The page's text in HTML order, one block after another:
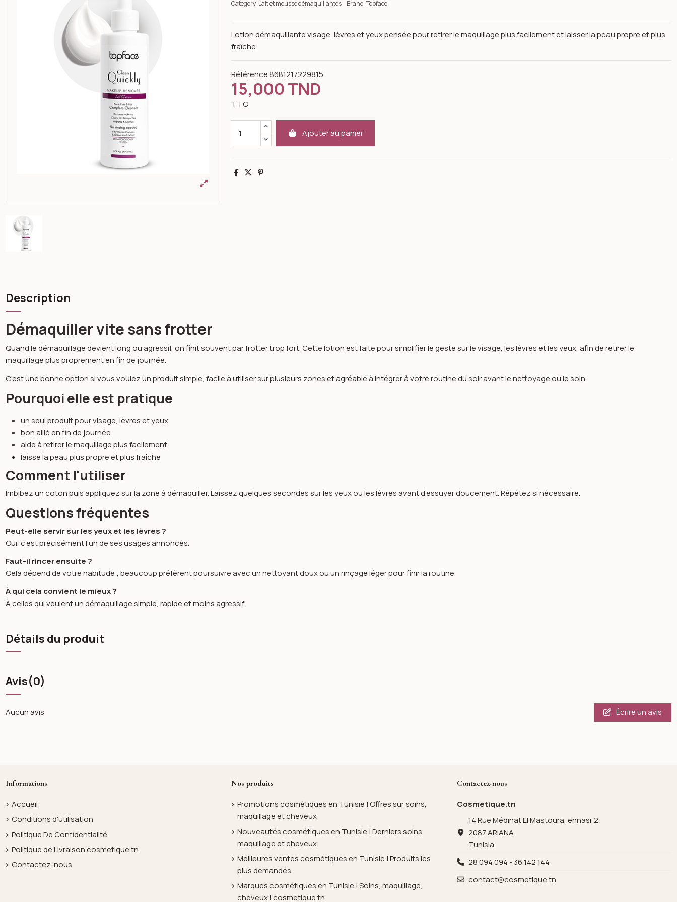
Category: Lait et mousse démaquillantes Brand:Topface
Lotion démaquillante visage, lèvres et yeux pensée pour retirer le maquillage plus facilement et laisser la peau propre et plus
fraîche.
Référence 8681217229815
15,000 TND
TTC
Ajouter au panier
Partager
TweetPinterest
Description
Démaquiller vite sans frotter
Quand le démaquillage devient long ou agressif, on finit souvent par frotter trop fort. Cette lotion est faite pour simplifier le geste sur le visage, les lèvres et les yeux, afin de retirer le
maquillage plus proprement en fin de journée.
C’est une bonne option si vous voulez un produit simple, facile à utiliser sur plusieurs zones et agréable à intégrer à votre routine du soir avant le nettoyage ou le soin.
Pourquoi elle est pratique
un seul produit pour visage, lèvres et yeux
bon allié en fin de journée
aide à retirer le maquillage plus facilement
laisse la peau plus propre et plus fraîche
Comment l'utiliser
Imbibez un coton puis appliquez sur la zone à démaquiller. Laissez quelques secondes sur les yeux ou les lèvres avant d’essuyer doucement. Répétez si nécessaire.
Questions fréquentes
Peut-elle servir sur les yeux et les lèvres ?
Oui, c’est précisément l’un de ses usages annoncés.
Faut-il rincer ensuite ?
Cela dépend de votre habitude ; beaucoup préfèrent poursuivre avec un nettoyant doux ou un rinçage léger pour finir la routine.
À qui cela convient le mieux ?
À celles qui veulent un démaquillage simple, rapide et moins agressif.
Détails du produit
Avis(0)
Aucun avis Écrire un avis
Informations
Accueil
Conditions d'utilisation
Politique De Confidentialité
Politique de Livraison cosmetique.tn
Contactez-nous
Nos produits
Promotions cosmétiques en Tunisie | Offres sur soins,
maquillage et cheveux
Nouveautés cosmétiques en Tunisie | Derniers soins,
maquillage et cheveux
Meilleures ventes cosmétiques en Tunisie | Produits les
plus demandés
Marques cosmétiques en Tunisie | Soins, maquillage,
cheveux | cosmetique.tn
Contactez-nous
Cosmetique.tn
14 Rue Médinat El Mastoura, ennasr 2
2087 ARIANA
Tunisia
28 094 094 - 36 142 144
contact@cosmetique.tn